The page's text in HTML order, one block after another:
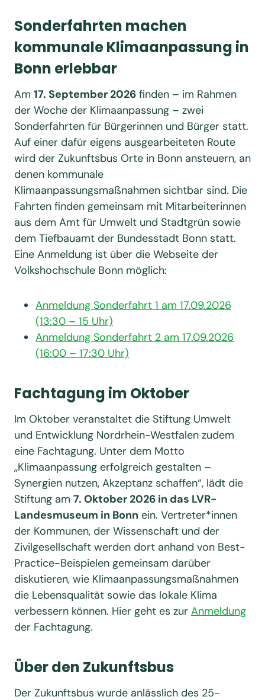
Sonderfahrten machen
kommunale Klimaanpassung in
Bonn erlebbar
Am 17. September 2026 finden – im Rahmen
der Woche der Klimaanpassung – zwei
Sonderfahrten für Bürgerinnen und Bürger statt.
Auf einer dafür eigens ausgearbeiteten Route
wird der Zukunftsbus Orte in Bonn ansteuern, an
denen kommunale
Klimaanpassungsmaßnahmen sichtbar sind. Die
Fahrten finden gemeinsam mit Mitarbeiterinnen
aus dem Amt für Umwelt und Stadtgrün sowie
dem Tiefbauamt der Bundesstadt Bonn statt.
Eine Anmeldung ist über die Webseite der
Volkshochschule Bonn möglich:
Anmeldung Sonderfahrt 1 am 17.09.2026
(13:30 – 15 Uhr)
Anmeldung Sonderfahrt 2 am 17.09.2026
(16:00 – 17:30 Uhr)
Fachtagung im Oktober
Im Oktober veranstaltet die Stiftung Umwelt
und Entwicklung Nordrhein-Westfalen zudem
eine Fachtagung. Unter dem Motto
„Klimaanpassung erfolgreich gestalten –
Synergien nutzen, Akzeptanz schaffen“, lädt die
Stiftung am 7. Oktober 2026 in das LVR-
Landesmuseum in Bonn ein. Vertreter*innen
der Kommunen, der Wissenschaft und der
Zivilgesellschaft werden dort anhand von Best-
Practice-Beispielen gemeinsam darüber
diskutieren, wie Klimaanpassungsmaßnahmen
die Lebensqualität sowie das lokale Klima
verbessern können. Hier geht es zur Anmeldung
der Fachtagung.
Über den Zukunftsbus
Der Zukunftsbus wurde anlässlich des 25-